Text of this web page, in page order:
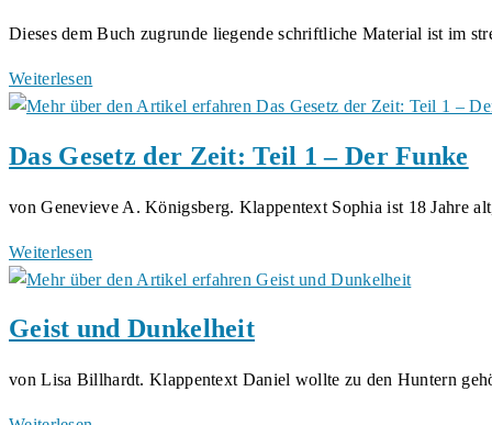
Dieses dem Buch zugrunde liegende schriftliche Material ist im
Weiterlesen
der
Soldat
Detlef
Das Gesetz der Zeit: Teil 1 – Der Funke
von Genevieve A. Königsberg. Klappentext Sophia ist 18 Jahre
Weiterlesen
Gesetz
Zeit:
1
Geist und Dunkelheit
von Lisa Billhardt. Klappentext Daniel wollte zu den Huntern